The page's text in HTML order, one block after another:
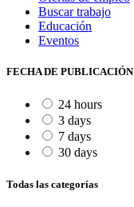
Buscar trabajo
Educación
Eventos
FECHA DE PUBLICACIÓN
24 hours
3 days
7 days
30 days
Todas las categorías